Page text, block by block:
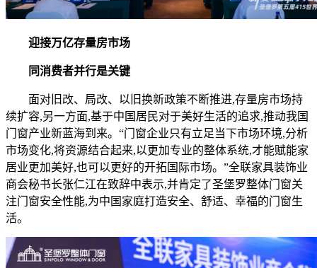
迎接万亿存量房市场
同消费者并行是关键
面对旧改、局改、以旧换新政策不断推进,存量房市场持
续扩容,另一方面,基于中国居民对于美好生活的追求,推动我国
门窗产业新蓝海到来。“门窗企业只有立足当下市场环境,分析
市场变化,将资源结合起来,以更加专业的整体系统,才能赋能家
居业更加美好,也可以更好的开拓国际市场。”全联家具装饰业
商会秘书长张仁江在致辞中表示,并肯定了圣堡罗整体门窗关
注门窗安全性能,为中国家庭打造安全、舒适、幸福的门窗生
活。